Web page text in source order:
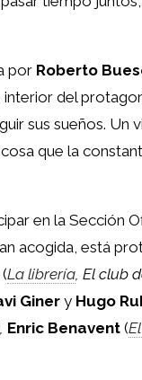
por Roberto
del
sus sueños. Un
que la
en la Sección
acogida, está
(La librería, El club
Giner y Hugo
Enric Benavent (